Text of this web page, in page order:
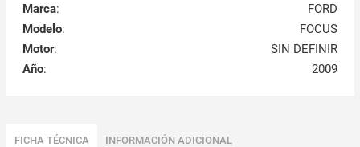
Marca:
FORD
Modelo:
FOCUS
Motor:
SIN DEFINIR
Año: 2009
FICHA TÉCNICA INFORMACIÓN ADICIONAL